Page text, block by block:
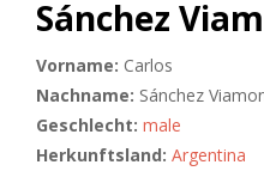
Sánchez
Vorname: Carlos
Nachname: Sánchez
Geschlecht: male
Herkunftsland: Argentina